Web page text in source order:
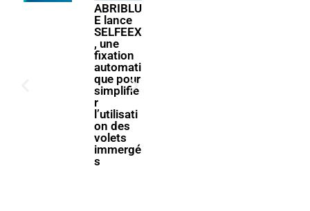
ABRIBLU
E lance
SELFEEX
, une
fixation
automati
que pour
simplifie
r
l’utilisati
on des
volets
immergé
s